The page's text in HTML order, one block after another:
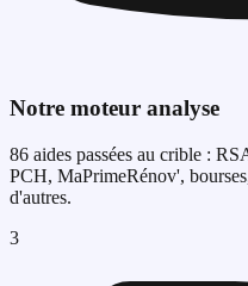
Notre moteur analyse
86 aides passées au crible :
PCH, MaPrimeRénov',
d'autres.
3